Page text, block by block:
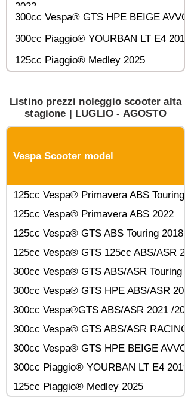
2022
300cc Vespa® GTS HPE BEIGE
300cc Piaggio® YOURBAN LT E4 2019
125cc Piaggio® Medley 2025
Listino prezzi noleggio scooter alta
stagione | LUGLIO - AGOSTO
Vespa Scooter model
125cc Vespa® Primavera ABS Touring
125cc Vespa® Primavera ABS 2022
125cc Vespa® GTS ABS Touring 2018
125cc Vespa® GTS 125cc ABS/ASR
300cc Vespa® GTS ABS/ASR Touring
300cc Vespa® GTS HPE ABS/ASR 2020
300cc Vespa®GTS ABS/ASR 2021 /2022
300cc Vespa® GTS ABS/ASR RACING
300cc Vespa® GTS HPE BEIGE
300cc Piaggio® YOURBAN LT E4 2019
125cc Piaggio® Medley 2025